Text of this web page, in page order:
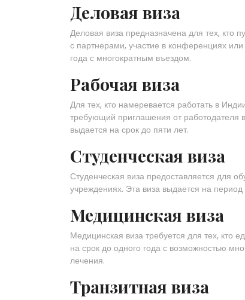
Деловая виза
Деловая виза предназначена для тех, кто
с партнерами, участие в конференциях
года с многократным въездом.
Рабочая виза
Для тех, кто намеревается работать в
требующий приглашения от работодателя
выдается на срок до пяти лет.
Студенческая виза
Студенческая виза предоставляется для
учреждениях. Эта виза выдается на
Медицинская виза
Медицинская виза требуется для тех,
на срок до одного года с возможностью
лечения.
Транзитная виза